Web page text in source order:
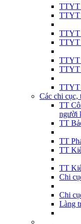
TTYT
TTYT
TTYT
TTYT
TTYT
TTYT
TTYT
Các chi cục,
TT
người
TT
TT
TT
TT
Chi
Chi
Làng